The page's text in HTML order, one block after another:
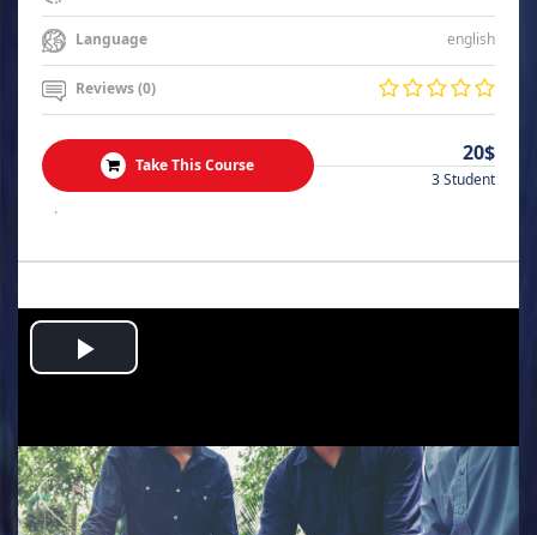
Language english
Reviews (0)
Take This Course 20$
3 Student
.
Play